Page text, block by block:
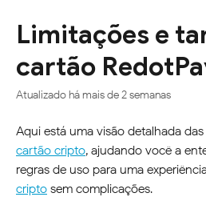
Limitações e
cartão
Atualizado há mais de 2 semanas
Aqui está uma visão detalhada
cartão cripto, ajudando você a
regras de uso para uma
cripto sem complicações.